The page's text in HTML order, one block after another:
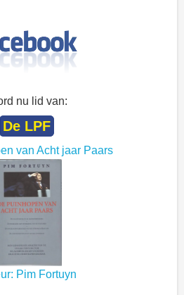
nu lid van:
De LPF
van Acht jaar Paars
Pim Fortuyn